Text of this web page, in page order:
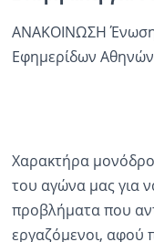
Ραδιόφωνο
Πολιτισμός
ΑΝΑΚΟΙΝΩΣΗ
Εφημερίδων Αθηνών
Χαρακτήρα
του αγώνα μας για
προβλήματα που
εργαζόμενοι, αφού